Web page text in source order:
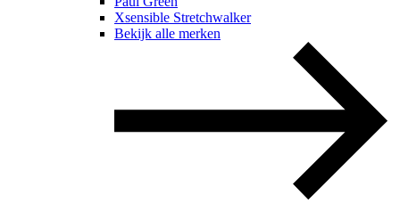
Xsensible Stretchwalker
Bekijk alle merken